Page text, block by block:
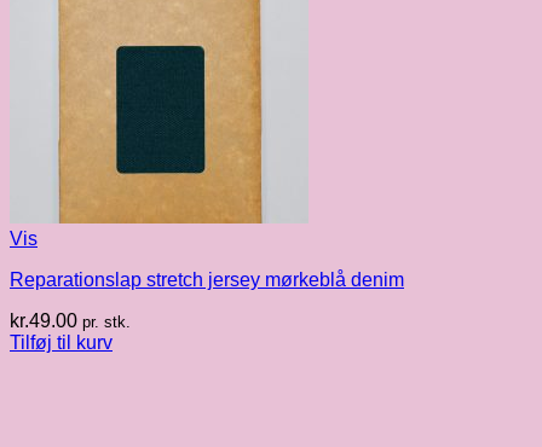
Vis
Reparationslap stretch jersey mørkeblå denim
kr.49.00 pr. stk.
Tilføj til kurv